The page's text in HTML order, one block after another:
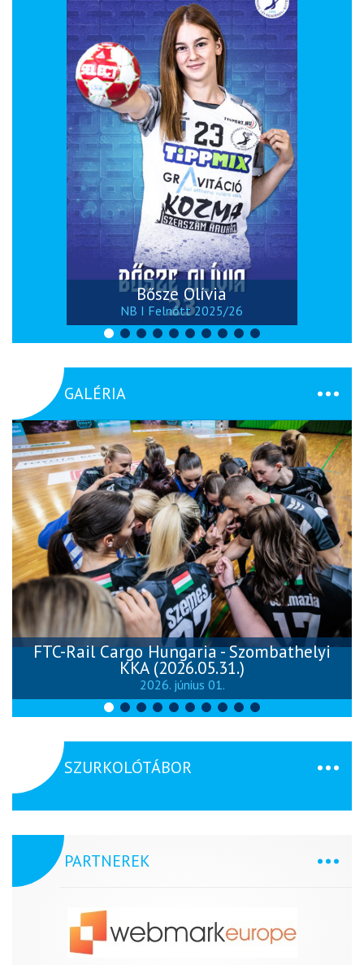
Bősze Olívia
NB I Felnőtt 2025/26
GALÉRIA
FTC-Rail Cargo Hungaria - Szombathelyi
KKA (2026.05.31.)
2026. június 01.
SZURKOLÓTÁBOR
PARTNEREK